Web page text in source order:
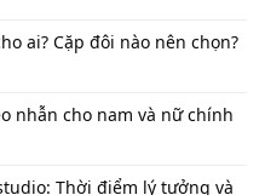
ai? Cặp đôi nào nên chọn?
nhẫn cho nam và nữ chính
Thời điểm lý tưởng và